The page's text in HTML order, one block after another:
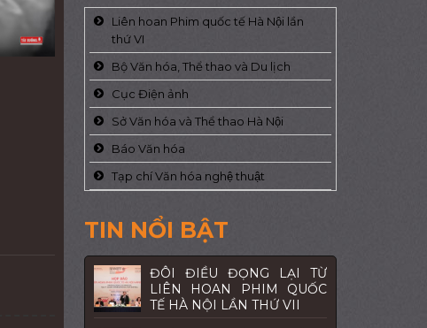
Liên hoan Phim quốc tế Hà Nội lần
thứ VI
Bộ Văn hóa, Thể thao và Du lịch
Cục Điện ảnh
Sở Văn hóa và Thể thao Hà Nội
Báo Văn hóa
Tạp chí Văn hóa nghệ thuật
TIN NỔI BẬT
ĐÔI ĐIỀU ĐỌNG LẠI TỪ
LIÊN HOAN PHIM QUỐC
TẾ HÀ NỘI LẦN THỨ VII